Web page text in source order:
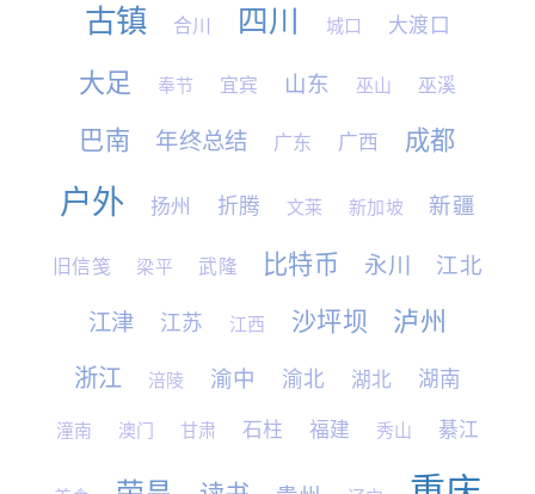
古镇 合川 四川 城口 大渡口
大足 奉节 宜宾 山东 巫山 巫溪
巴南 年终总结 广东 广西 成都
户外 扬州 折腾 文莱 新加坡 新疆
旧信笺 梁平 武隆 比特币 永川 江北
江津 江苏 江西 沙坪坝 泸州
浙江 涪陵 渝中 渝北 湖北 湖南
潼南 澳门 甘肃 石柱 福建 秀山 綦江